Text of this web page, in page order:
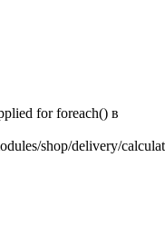
for foreach() в
shop/delivery/